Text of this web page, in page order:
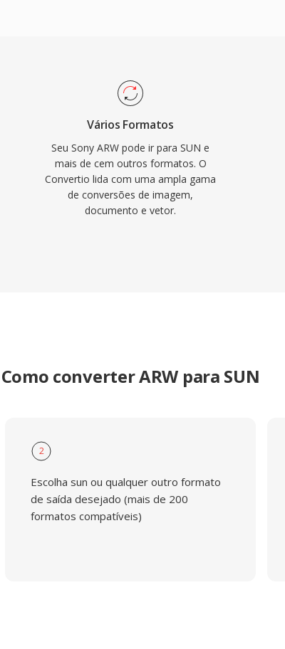
Vários Formatos
Seu Sony ARW pode ir para SUN e
mais de cem outros formatos. O
Convertio lida com uma ampla gama
de conversões de imagem,
documento e vetor.
Como converter ARW para SUN
2
Escolha sun ou qualquer outro formato
de saída desejado (mais de 200
formatos compatíveis)